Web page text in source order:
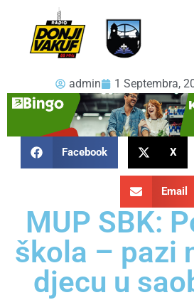
admin 1 Septembra,
Facebook X
Email
MUP SBK:
škola – pazi
djecu u